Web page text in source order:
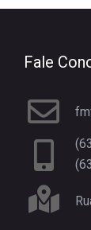
Fale